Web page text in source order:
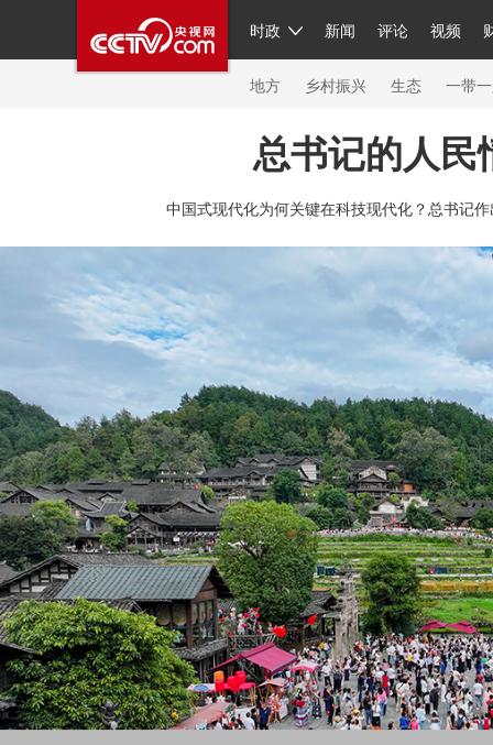
时政 新闻 评论 视频
人民领袖习近平 联播+ 中国
直播 片库 栏目大全 节目单
繁体 海外频道 iPanda
地方 乡村振兴 生态 一带
网络春晚 共产党员网 秧纪录 纪
新闻 国内 国际 评论 经济 军事 科技
人民领袖习近平
视频 小央视频 直播中国 熊猫频
前线 比划 快看 新兵请
体育 直播 竞猜 2026年世界杯 2026年冬奥
VIP会员 CCTV奥林匹克频道 生活体育大会
财经 教育 乡村振兴 生态环境 一带一路
大国智造 大国展会 大国保险 云顶对话 云
CCTV.节目官网 直播 节目单 栏目 片库
总书记的人民
中国式现代化为何关键在科技现代化？总书记